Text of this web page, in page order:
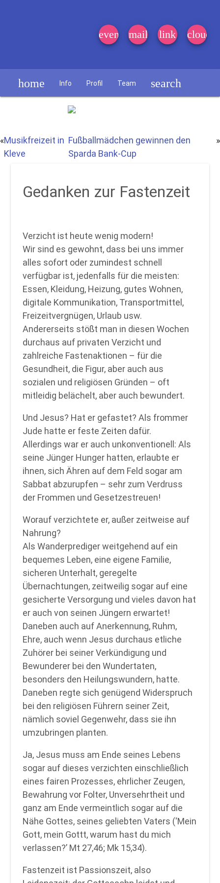
event_note
mail link cloud
home Info Profil Team search
«Musikfreizeit in
Kleve
Fußballmädchen gewinnen den
Sparda Bank-Cup
»
Gedanken zur Fastenzeit
Verzicht ist heute wenig modern!
Wir sind es gewohnt, dass bei uns immer
alles sofort oder zumindest schnell
verfügbar ist, jedenfalls für die meisten:
Essen, Kleidung, Heizung, gutes Wohnen,
digitale Kommunikation, Transportmittel,
Freizeitvergnügen, Urlaub usw.
Andererseits stößt man in diesen Wochen
durchaus auf privaten Verzicht und
zahlreiche Fastenaktionen – für die
Gesundheit, die Figur, aber auch aus
sozialen und religiösen Gründen – oft
mitleidig belächelt, aber auch bewundert.
Und Jesus? Hat er gefastet? Als frommer
Jude hatte er feste Zeiten dafür.
Allerdings war er auch unkonventionell: Als
seine Jünger Hunger hatten, erlaubte er
ihnen, sich Ähren auf dem Feld sogar am
Sabbat abzurupfen – sehr zum Verdruss
der Frommen und Gesetzestreuen!
Worauf verzichtete er, außer zeitweise auf
Nahrung?
Als Wanderprediger weitgehend auf ein
bequemes Leben, eine eigene Familie,
sicheren Unterhalt, geregelte
Übernachtungen, zeitweilig sogar auf eine
gesicherte Versorgung und vieles davon hat
er auch von seinen Jüngern erwartet!
Daneben auch auf Anerkennung, Ruhm,
Ehre, auch wenn Jesus durchaus etliche
Zuhörer bei seiner Verkündigung und
Bewunderer bei den Wundertaten,
besonders den Heilungswundern, hatte.
Daneben regte sich genügend Widerspruch
bei den religiösen Führern seiner Zeit,
nämlich soviel Gegenwehr, dass sie ihn
umzubringen planten.
Ja, Jesus muss am Ende seines Lebens
sogar auf dieses verzichten einschließlich
eines fairen Prozesses, ehrlicher Zeugen,
Bewahrung vor Folter, Unversehrtheit und
ganz am Ende vermeintlich sogar auf die
Nähe Gottes, seines geliebten Vaters (‘Mein
Gott, mein Gottt, warum hast du mich
verlassen?’ Mt 27,46; Mk 15,34).
Fastenzeit ist Passionszeit, also